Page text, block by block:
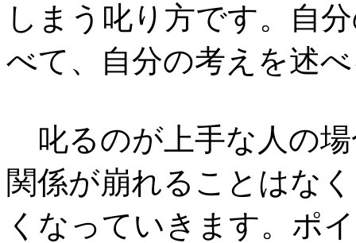
しまう叱り方です。自
べて、自分の考えを述
叱るのが上手な人の
関係が崩れることはな
くなっていきます。ポ